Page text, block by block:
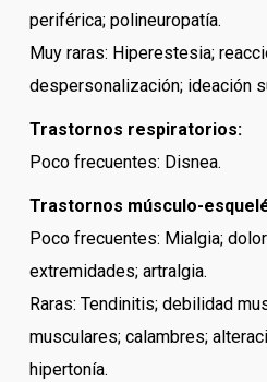
periférica; polineuropatía.
Muy raras: Hiperestesia;
despersonalización; ideación
Trastornos respiratorios:
Poco frecuentes: Disnea.
Trastornos músculo-
Poco frecuentes: Mialgia;
extremidades; artralgia.
Raras: Tendinitis; debilidad
musculares; calambres;
hipertonía.